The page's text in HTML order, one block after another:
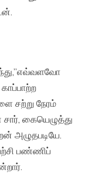
சற்று நேரம்
கையெழுத்து
அழுதபடியே.
பண்ணிப்